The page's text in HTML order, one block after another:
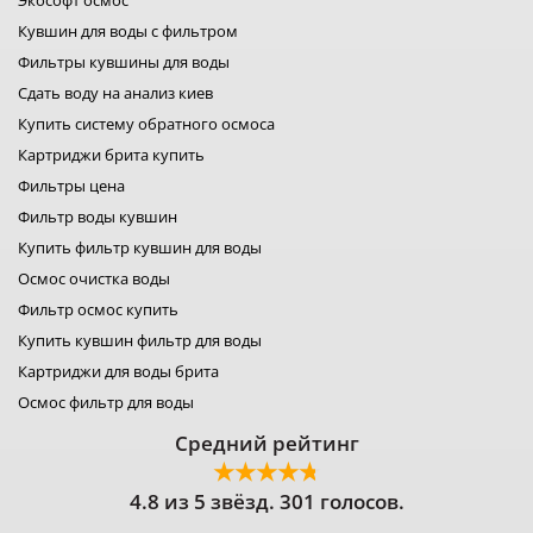
лидер фильтр
лидер комфорт
фильтры для воды organic
фильтры raifil
ustm картридж
гейзер фильтр для воды
фильтр роса
фильтры свод
фильтр для воды
фильтры аквафильтр
аквафор кувшины
Кувшин для воды с фильтром
Фильтры кувшины для воды
Сдать воду на анализ киев
Купить систему обратного осмоса
Картриджи брита купить
Фильтры цена
Фильтр воды кувшин
Купить фильтр кувшин для воды
Осмос очистка воды
Фильтр осмос купить
Купить кувшин фильтр для воды
Картриджи для воды брита
Осмос фильтр для воды
Средний рейтинг
4.8 из 5 звёзд. 301 голосов.